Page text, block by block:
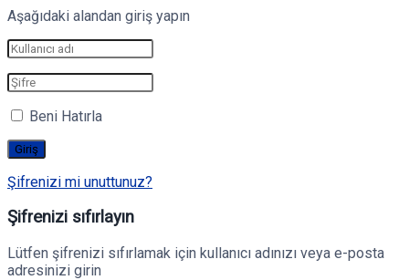
Aşağıdaki alandan giriş yapın
Beni Hatırla
Şifrenizi mi unuttunuz?
Şifrenizi sıfırlayın
Lütfen şifrenizi sıfırlamak için kullanıcı adınızı veya e-posta
adresinizi girin